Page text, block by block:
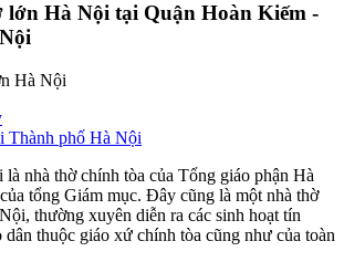
lớn Hà Nội tại Quận Hoàn Kiếm -
Thành phố Hà Nội
nhà thờ chính tòa của Tổng giáo phận Hà
tổng Giám mục. Đây cũng là một nhà thờ
thường xuyên diễn ra các sinh hoạt tín
dân thuộc giáo xứ chính tòa cũng như của toàn